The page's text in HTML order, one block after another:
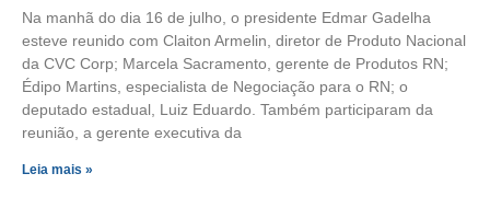
Na manhã do dia 16 de julho, o presidente Edmar Gadelha
esteve reunido com Claiton Armelin, diretor de Produto Nacional
da CVC Corp; Marcela Sacramento, gerente de Produtos RN;
Édipo Martins, especialista de Negociação para o RN; o
deputado estadual, Luiz Eduardo. Também participaram da
reunião, a gerente executiva da
Leia mais »